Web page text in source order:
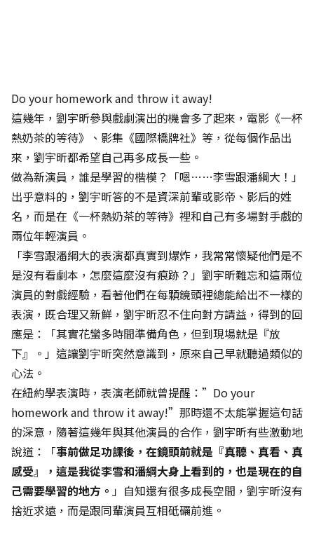
Do your homework and throw it away!
這幾年，劉宇昕參與戲劇演出的機會多了起來，電影《一杯
熱奶茶的等待》、影集《國際橋牌社》等，從每個作品出
來，劉宇昕都希望自己再多成長一些。
做為新演員，誰是學習的楷模？「嗯……李雪跟潘綱大！」
出乎意料的，劉宇昕答的不是資深前輩或影帝、影后的姓
名，而是在《一杯熱奶茶的等待》裡和自己有多場對手戲的
兩位年輕演員。
「李雪跟潘綱大的表演都真實到爆炸，我常常懷疑他們是不
是沒有看劇本，怎麼這麼沒有痕跡？」劉宇昕難忘和這兩位
演員的對戲經驗，看著他們在每顆鏡頭裡總能給出不一樣的
表演，既合理又新鮮，劉宇昕忍不住向對方請益，得到的回
應是：「其實花蠻多時間準備角色，但到現場就是『放
下』。」這讓劉宇昕突然意識到，原來自己早就聽過類似的
心法。
在紐約學表演時，表演老師就曾提醒：”Do your
homework and throw it away!”那時還不太能掌握這句話
的深意，隨著這幾年與其他演員的合作，劉宇昕有些激動地
說道：「事前做足功課後，在鏡頭前就是『真聽、真看、真
感受』，這是我從李雪和潘綱大身上看到的，也是現在的自
己需要學習的地方。 」自知還有很多成長空間，劉宇昕沒有
捨近求遠，而是跟同輩演員互相砥礪前進。